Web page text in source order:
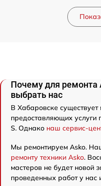
Почему для ремонта
выбрать нас
В Хабаровске
предоставляющих услуги
S. Однако наш сервис-
Мы ремонтируем Asko.
ремонту техники Asko.
мастеров не будет новой
проведенных работ у нас